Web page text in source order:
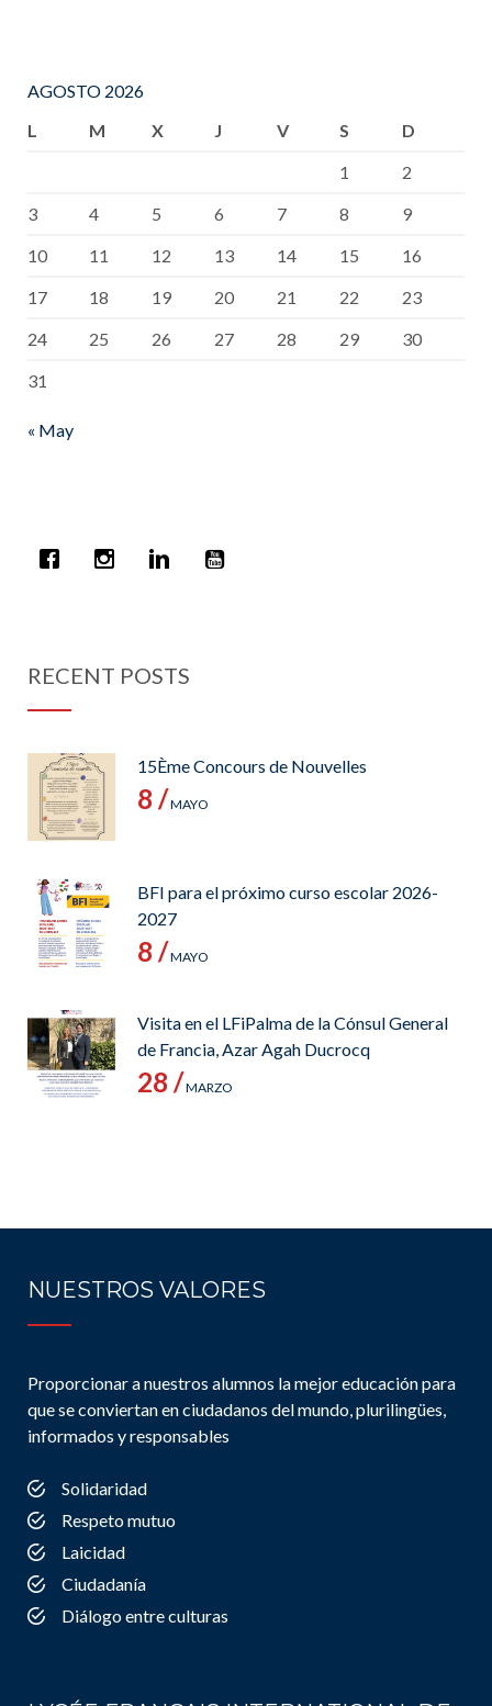
AGOSTO 2026
L
M X J V S
D
1
2
3
4 5 6 7 8
9
10
11 12 13 14 15
16
17
18 19 20 21 22
23
24
25 26 27 28 29
30
31
« May
RECENT POSTS
15Ème Concours de Nouvelles
8 /MAYO
BFI para el próximo curso escolar 2026-
2027
8 /MAYO
Visita en el LFiPalma de la Cónsul General
de Francia, Azar Agah Ducrocq
28 /MARZO
NUESTROS VALORES
Proporcionar a nuestros alumnos la mejor educación para
que se conviertan en ciudadanos del mundo, plurilingües,
informados y responsables
Solidaridad
Respeto mutuo
Laicidad
Ciudadanía
Diálogo entre culturas